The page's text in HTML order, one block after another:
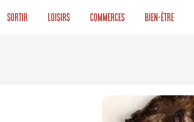
Sortir Loisirs Commerces Bien-être